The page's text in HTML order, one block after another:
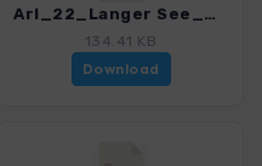
Arl_22_Langer See_4121_5.gpx
134.41 KB
Download